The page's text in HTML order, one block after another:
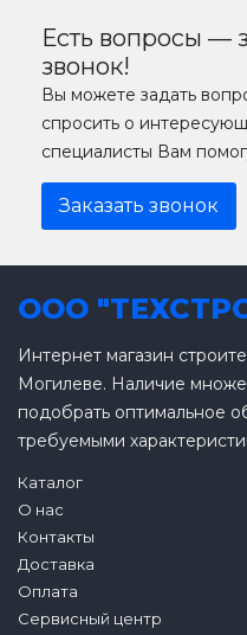
Есть вопросы —
звонок!
Вы можете задать
спросить о
специалисты Вам
Заказать звонок
ООО
Интернет магазин
Могилеве. Наличие
подобрать оптимальное
требуемыми
Каталог
О нас
Контакты
Доставка
Оплата
Сервисный центр